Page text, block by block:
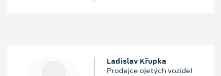
Ladislav Křupka
Prodejce ojetých vozidel